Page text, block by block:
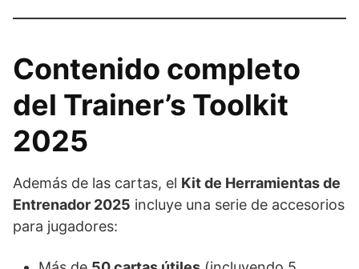
Contenido completo
del Trainer’s Toolkit
2025
Además de las cartas, el Kit de Herramientas de
Entrenador 2025 incluye una serie de accesorios
para jugadores: